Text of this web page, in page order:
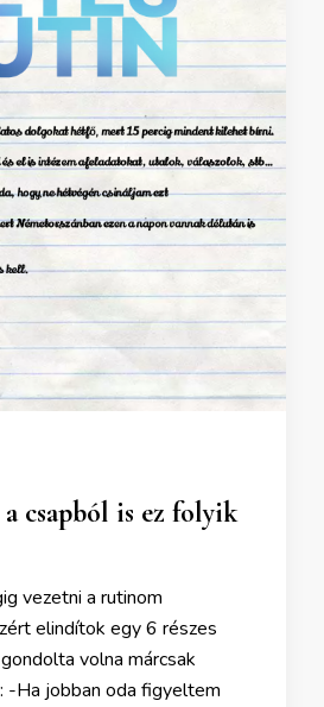
a csapból is ez folyik
vezetni a rutinom
elindítok egy 6 részes
volna márcsak
-Ha jobban oda figyeltem